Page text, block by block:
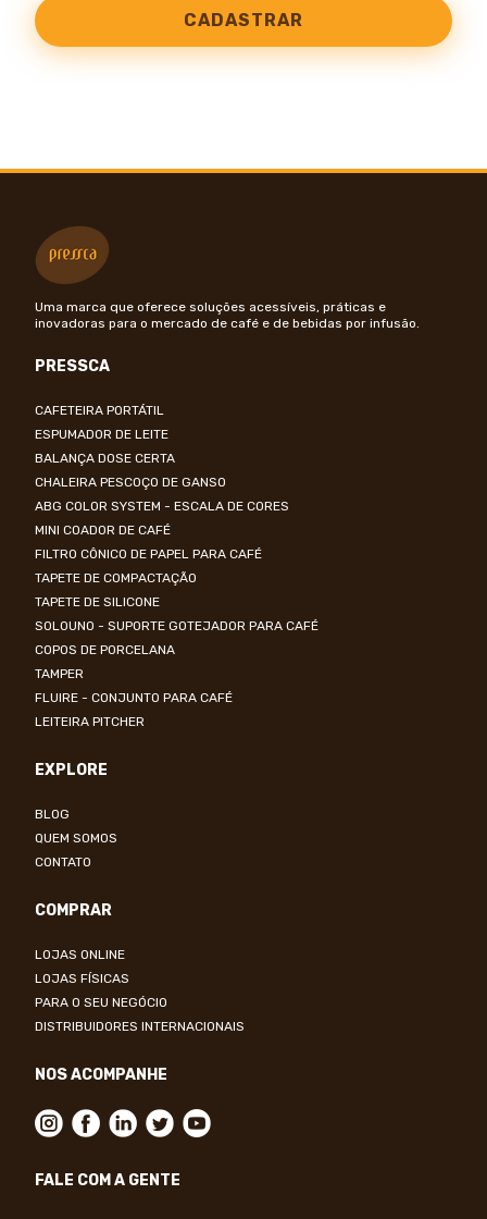
CADASTRAR
Uma marca que oferece soluções acessíveis, práticas e
inovadoras para o mercado de café e de bebidas por infusão.
PRESSCA
CAFETEIRA PORTÁTIL
ESPUMADOR DE LEITE
BALANÇA DOSE CERTA
CHALEIRA PESCOÇO DE GANSO
ABG COLOR SYSTEM - ESCALA DE CORES
MINI COADOR DE CAFÉ
FILTRO CÔNICO DE PAPEL PARA CAFÉ
TAPETE DE COMPACTAÇÃO
TAPETE DE SILICONE
SOLOUNO - SUPORTE GOTEJADOR PARA CAFÉ
COPOS DE PORCELANA
TAMPER
FLUIRE - CONJUNTO PARA CAFÉ
LEITEIRA PITCHER
EXPLORE
BLOG
QUEM SOMOS
CONTATO
COMPRAR
LOJAS ONLINE
LOJAS FÍSICAS
PARA O SEU NEGÓCIO
DISTRIBUIDORES INTERNACIONAIS
NOS ACOMPANHE
FALE COM A GENTE